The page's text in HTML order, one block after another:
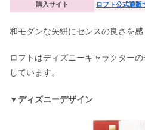
購入サイト ロフト公式通販
和モダンな矢絣にセンスの良さを感
ロフトはディズニーキャラクター
しています。
▼ディズニーデザイン